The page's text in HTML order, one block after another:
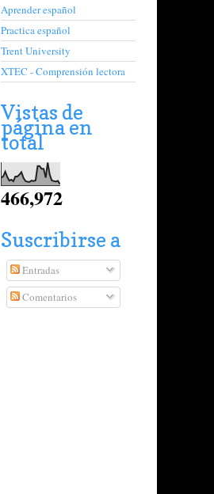
Aprender español
Practica español
Trent University
XTEC - Comprensión lectora
Vistas de
página en
total
466,972
Suscribirse a
Entradas
Comentarios